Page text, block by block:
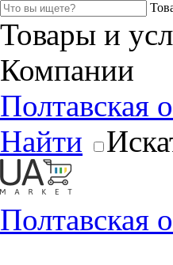
Товары и
Компании
Полтавская
Найти
Полтавская